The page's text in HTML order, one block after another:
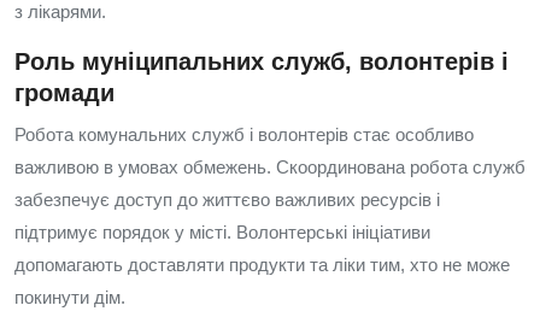
з лікарями.
Роль муніципальних служб, волонтерів і
громади
Робота комунальних служб і волонтерів стає особливо
важливою в умовах обмежень. Скоординована робота служб
забезпечує доступ до життєво важливих ресурсів і
підтримує порядок у місті. Волонтерські ініціативи
допомагають доставляти продукти та ліки тим, хто не може
покинути дім.